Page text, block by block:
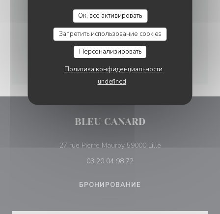
Ок, все активировать
Запретить использование cookies
Персонализировать
Политика конфиденциальности
undefined
BLEU CANARD
27 rue Pierre Mauroy 59000 Lille((открывается в
03 20 04 98 72
БРОНИРОВАНИЕ